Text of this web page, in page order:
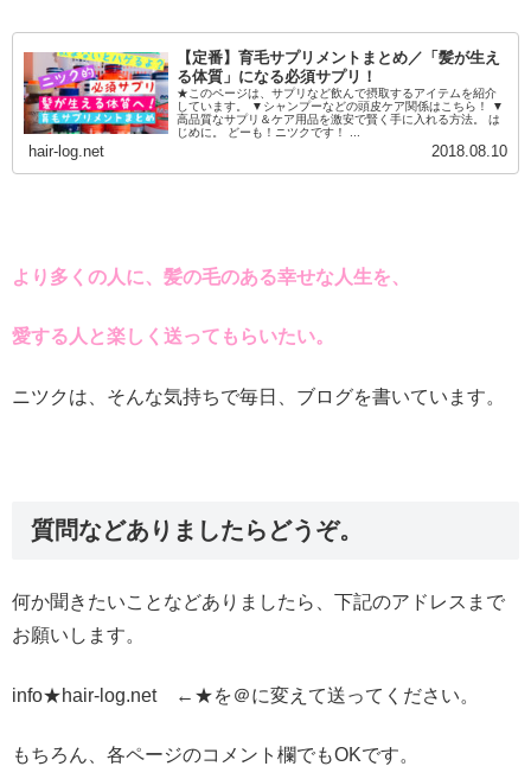
【定番】育毛サプリメントまとめ／「髪が生え
る体質」になる必須サプリ！
★このページは、サプリなど飲んで摂取するアイテムを紹介
しています。 ▼シャンプーなどの頭皮ケア関係はこちら！ ▼
高品質なサプリ＆ケア用品を激安で賢く手に入れる方法。 は
じめに。 どーも！ニツクです！ ...
hair-log.net 2018.08.10
より多くの人に、髪の毛のある幸せな人生を、
愛する人と楽しく送ってもらいたい。
ニツクは、そんな気持ちで毎日、ブログを書いています。
質問などありましたらどうぞ。
何か聞きたいことなどありましたら、下記のアドレスまで
お願いします。
info★hair-log.net ←★を＠に変えて送ってください。
もちろん、各ページのコメント欄でもOKです。